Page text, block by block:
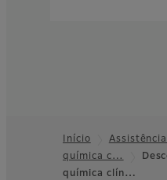
Footer
Início
química c…
química clín…